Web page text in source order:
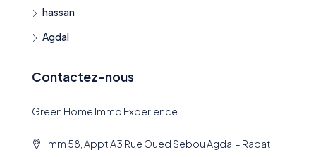
hassan
Agdal
Contactez-nous
Green Home Immo Experience
Imm 58, Appt A3 Rue Oued Sebou Agdal - Rabat